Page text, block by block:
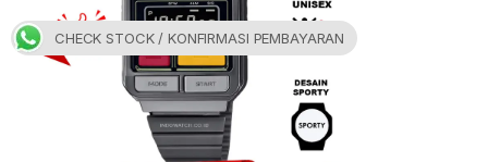
CHECK STOCK / KONFIRMASI PEMBAYARAN